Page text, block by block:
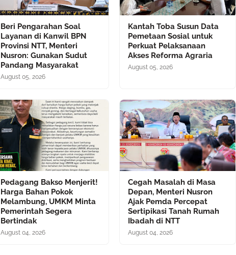
Beri Pengarahan Soal
Layanan di Kanwil BPN
Provinsi NTT, Menteri
Nusron: Gunakan Sudut
Pandang Masyarakat
August 05, 2026
Kantah Toba Susun Data
Pemetaan Sosial untuk
Perkuat Pelaksanaan
Akses Reforma Agraria
August 05, 2026
Pedagang Bakso Menjerit!
Harga Bahan Pokok
Melambung, UMKM Minta
Pemerintah Segera
Bertindak
August 04, 2026
Cegah Masalah di Masa
Depan, Menteri Nusron
Ajak Pemda Percepat
Sertipikasi Tanah Rumah
Ibadah di NTT
August 04, 2026